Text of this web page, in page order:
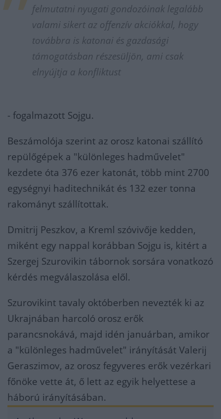
felmutatni nyugati gondozóinak legalább
valami sikert az offenzív akciókkal, hogy
továbbra is katonai és gazdasági
támogatásban részesüljön, ami csak
elnyújtja a konfliktust
- fogalmazott Sojgu.
Beszámolója szerint az orosz katonai szállító
repülőgépek a "különleges hadművelet"
kezdete óta 376 ezer katonát, több mint 2700
egységnyi haditechnikát és 132 ezer tonna
rakományt szállítottak.
Dmitrij Peszkov, a Kreml szóvivője kedden,
miként egy nappal korábban Sojgu is, kitért a
Szergej Szurovikin tábornok sorsára vonatkozó
kérdés megválaszolása elől.
Szurovikint tavaly októberben nevezték ki az
Ukrajnában harcoló orosz erők
parancsnokává, majd idén januárban, amikor
a "különleges hadművelet" irányítását Valerij
Geraszimov, az orosz fegyveres erők vezérkari
főnöke vette át, ő lett az egyik helyettese a
háború irányításában.